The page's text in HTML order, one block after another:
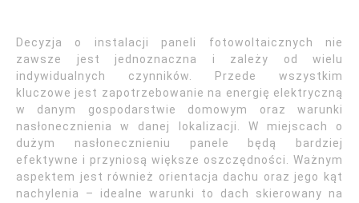
Decyzja o instalacji paneli fotowoltaicznych nie
zawsze jest jednoznaczna i zależy od wielu
indywidualnych czynników. Przede wszystkim
kluczowe jest zapotrzebowanie na energię elektryczną
w danym gospodarstwie domowym oraz warunki
nasłonecznienia w danej lokalizacji. W miejscach o
dużym nasłonecznieniu panele będą bardziej
efektywne i przyniosą większe oszczędności. Ważnym
aspektem jest również orientacja dachu oraz jego kąt
nachylenia – idealne warunki to dach skierowany na